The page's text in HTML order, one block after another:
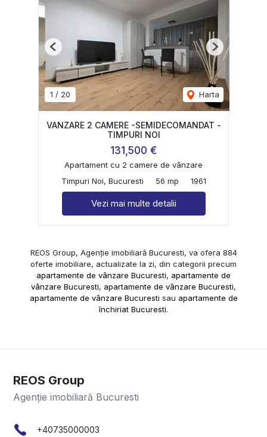
1 / 20 Harta
Previous Next
VANZARE 2 CAMERE -SEMIDECOMANDAT -
TIMPURI NOI
131,500 €
Apartament cu 2 camere de vânzare
Timpuri Noi, Bucuresti
56 mp 1961
Vezi mai multe detalii
REOS Group, Agenție imobiliară Bucuresti, va ofera 884
oferte imobiliare, actualizate la zi, din categorii precum
apartamente de vânzare Bucuresti, apartamente de
vânzare Bucuresti, apartamente de vânzare Bucuresti,
apartamente de vânzare Bucuresti sau apartamente de
închiriat Bucuresti.
REOS Group
Agenție imobiliară Bucuresti
+40735000003